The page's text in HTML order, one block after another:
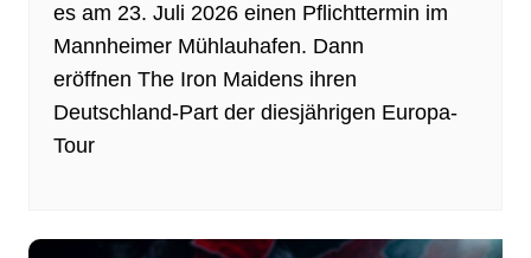
es am 23. Juli 2026 einen Pflichttermin im
Mannheimer Mühlauhafen. Dann
eröffnen The Iron Maidens ihren
Deutschland-Part der diesjährigen Europa-
Tour